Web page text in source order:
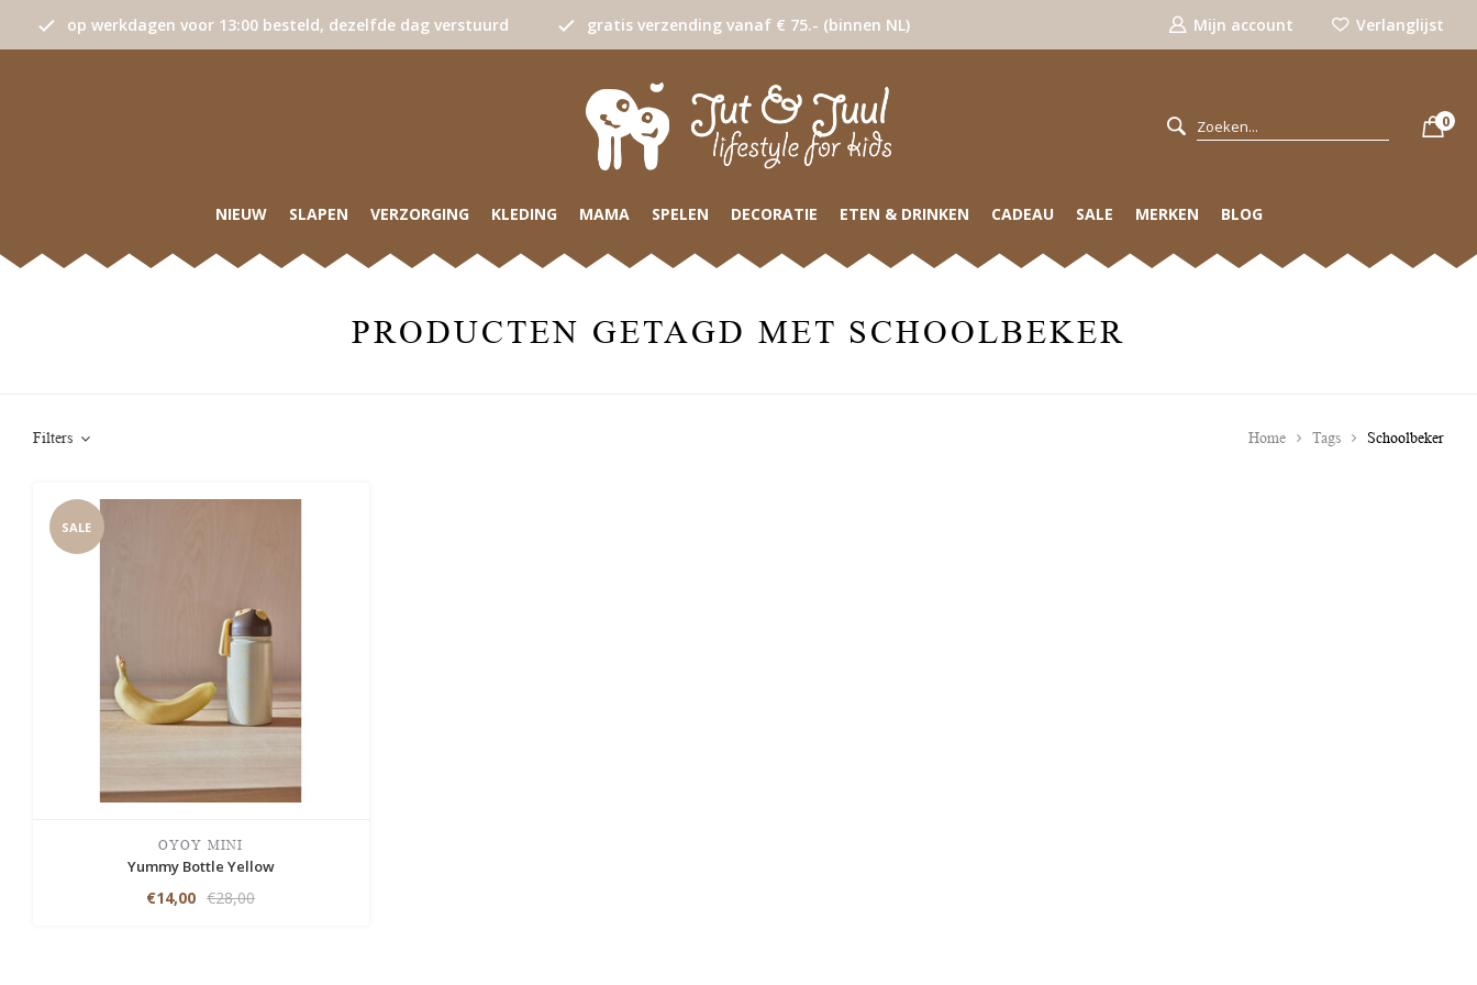
op werkdagen voor 13:00 besteld, dezelfde dag verstuurd gratis verzending vanaf € 75.- (binnen NL) Mijn account Verlanglijst
0
NIEUW SLAPEN VERZORGING KLEDING MAMA SPELEN DECORATIE ETEN & DRINKEN CADEAU SALE MERKEN BLOG
PRODUCTEN GETAGD MET SCHOOLBEKER
Filters Home Tags Schoolbeker
SALE
OYOY MINI
Yummy Bottle Yellow
€14,00 €28,00